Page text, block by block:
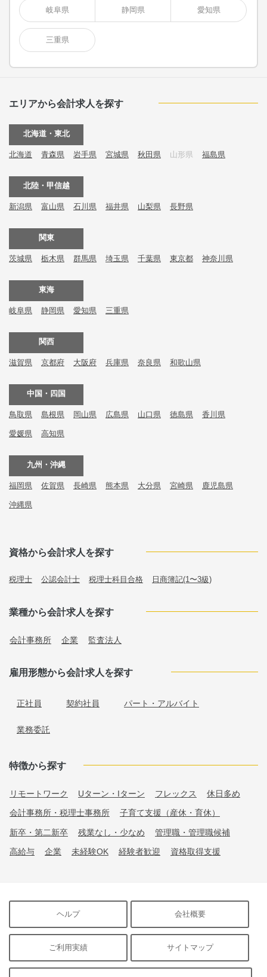
岐阜県 静岡県 愛知県
三重県
エリアから会計求人を探す
北海道・東北
北海道 青森県 岩手県 宮城県 秋田県 山形県 福島県
北陸・甲信越
新潟県 富山県 石川県 福井県 山梨県 長野県
関東
茨城県 栃木県 群馬県 埼玉県 千葉県 東京都 神奈川県
東海
岐阜県 静岡県 愛知県 三重県
関西
滋賀県 京都府 大阪府 兵庫県 奈良県 和歌山県
中国・四国
鳥取県 島根県 岡山県 広島県 山口県 徳島県 香川県
愛媛県 高知県
九州・沖縄
福岡県 佐賀県 長崎県 熊本県 大分県 宮崎県 鹿児島県
沖縄県
資格から会計求人を探す
税理士 公認会計士 税理士科目合格 日商簿記(1〜3級)
業種から会計求人を探す
会計事務所 企業 監査法人
雇用形態から会計求人を探す
正社員 契約社員 パート・アルバイト
業務委託
特徴から探す
リモートワーク Uターン・Iターン フレックス 休日多め
会計事務所・税理士事務所 子育て支援（産休・育休）
新卒・第二新卒 残業なし・少なめ 管理職・管理職候補
高給与 企業 未経験OK 経験者歓迎 資格取得支援
ヘルプ 会社概要
ご利用実績 サイトマップ